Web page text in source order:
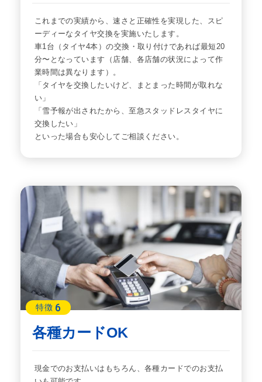
これまでの実績から、速さと正確性を実現した、スピ
ーディーなタイヤ交換を実施いたします。
車1台（タイヤ4本）の交換・取り付けであれば最短20
分〜となっています（店舗、各店舗の状況によって作
業時間は異なります）。
「タイヤを交換したいけど、まとまった時間が取れな
い」
「雪予報が出されたから、至急スタッドレスタイヤに
交換したい」
といった場合も安心してご相談ください。
特徴 6
各種カードOK
現金でのお支払いはもちろん、各種カードでのお支払